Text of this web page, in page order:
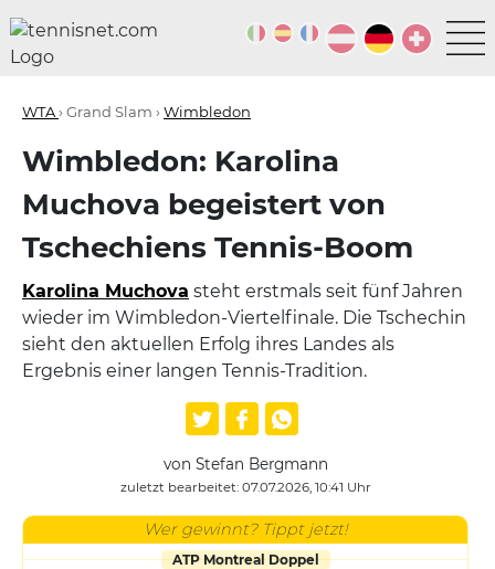
WTA› Grand Slam › Wimbledon
Wimbledon: Karolina
Muchova begeistert von
Tschechiens Tennis-Boom
Karolina Muchova steht erstmals seit fünf Jahren
wieder im Wimbledon-Viertelfinale. Die Tschechin
sieht den aktuellen Erfolg ihres Landes als
Ergebnis einer langen Tennis-Tradition.
von Stefan Bergmann
zuletzt bearbeitet: 07.07.2026, 10:41 Uhr
Wer gewinnt? Tippt jetzt!
ATP Montreal Doppel